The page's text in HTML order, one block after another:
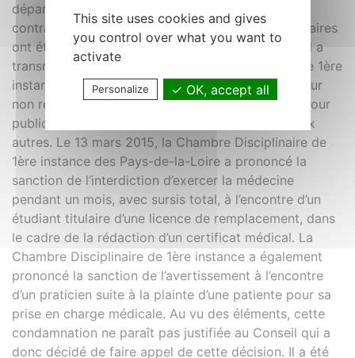
départemental a étudié 291 contrats, dont 220
contrats de remplacement. Trois affaires disciplinaires
ont été évoquées lors de cette séance. Le Conseil a
transmis les plaintes à la Chambre Disciplinaire de 1ère
instance des Pays-de-la-Loire en s’y associant pour
non respect du devoir confraternel pour l’une et pour
publicité et exercice « commercial » pour les deux
autres. Le 13 mars 2015, la Chambre Disciplinaire de
1ère instance des Pays-de-la-Loire a prononcé la
sanction de l’interdiction d’exercer la médecine
pendant un mois, avec sursis total, à l’encontre d’un
étudiant titulaire d’une licence de remplacement, dans
le cadre de la rédaction d’un certificat médical. La
Chambre Disciplinaire de 1ère instance a également
prononcé la sanction de l’avertissement à l’encontre
d’un praticien suite à la plainte d’une patiente pour sa
prise en charge médicale. Au vu des éléments, cette
condamnation ne paraît pas justifiée au Conseil qui a
donc décidé de faire appel de cette décision. Il a été
This site uses cookies and gives
you control over what you want to
activate
Personalize OK, accept all